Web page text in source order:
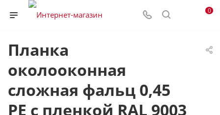
0
Планка
околооконная
сложная фальц 0,45
PE с пленкой RAL 9003